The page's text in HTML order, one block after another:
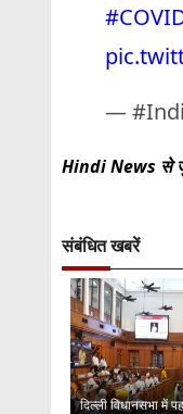
—
Hindi News से
संबंधित खबरें
दिल्ली विधानसभा में